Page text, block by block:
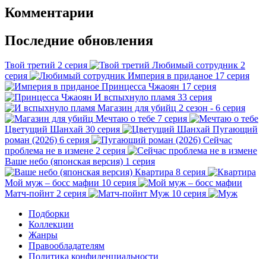
Комментарии
Последние обновления
Твой третий 2 серия Любимый сотрудник 2
серия
Империя в приданое 17 серия
Принцесса Чжаоян 17 серия
И вспыхнуло пламя 33 серия
Магазин для убийц 2 сезон - 6 серия
Мечтаю о тебе 7 серия
Цветущий Шанхай 30 серия
Пугающий
роман (2026) 6 серия
Сейчас
проблема не в измене 2 серия
Ваше небо (японская версия) 1 серия
Квартира 8 серия
Мой муж – босс мафии 10 серия
Матч-пойнт 2 серия Муж 10 серия
Подборки
Коллекции
Жанры
Правообладателям
Политика конфиденциальности